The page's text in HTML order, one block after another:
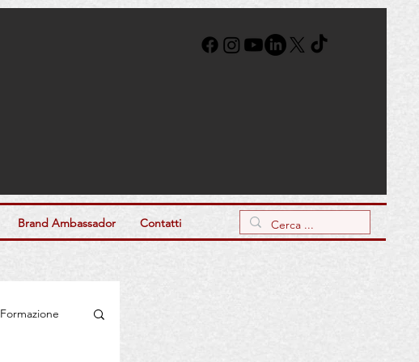
Brand Ambassador Contatti
Formazione